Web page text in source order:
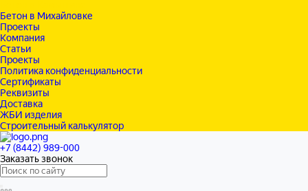
Бетон в Михайловке
Проекты
Компания
Статьи
Проекты
Политика конфиденциальности
Сертификаты
Реквизиты
Доставка
ЖБИ изделия
Строительный калькулятор
+7 (8442) 989-000
Заказать звонок